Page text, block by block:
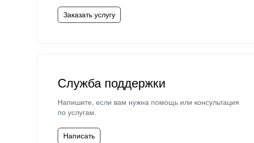
Заказать услугу
Служба поддержки
Напишите, если вам нужна помощь или консультация
по услугам.
Написать